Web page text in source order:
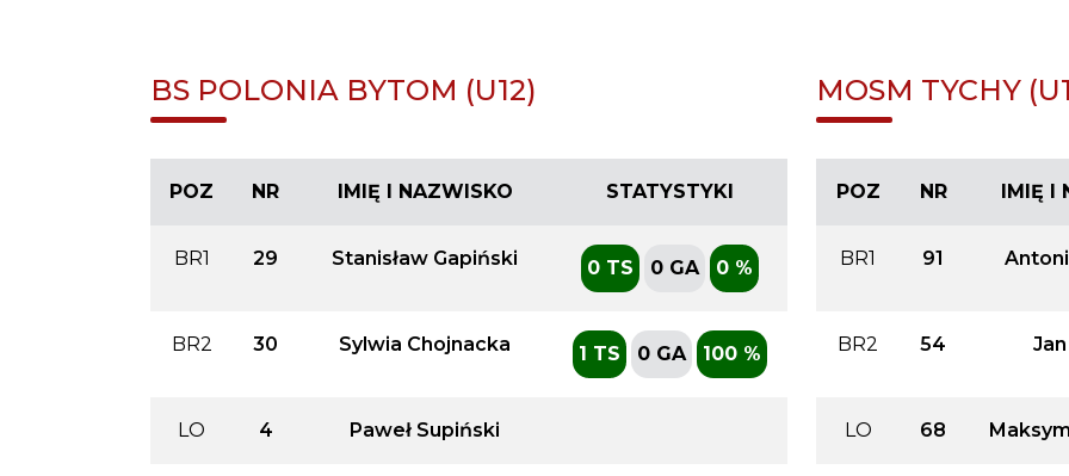
BS POLONIA BYTOM (U12)
POZ NR IMIĘ I NAZWISKO STATYSTYKI
BR1 29 Stanisław Gapiński 0 TS 0 GA 0 %
BR2 30 Sylwia Chojnacka 1 TS 0 GA 100 %
LO 4 Paweł Supiński
MOSM TYCHY
POZ NR IMIĘ I
BR1 91
BR2 54
LO 68